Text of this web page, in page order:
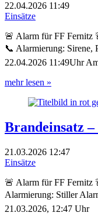
22.04.2026 11:49
Einsätze
🚨 Alarm für FF Fernitz
📞 Alarmierung: Sirene,
22.04.2026 11:49Uhr
mehr lesen »
Brandeinsatz
21.03.2026 12:47
Einsätze
🚨 Alarm für FF Fernitz
Alarmierung: Stiller
21.03.2026, 12:47 Uhr